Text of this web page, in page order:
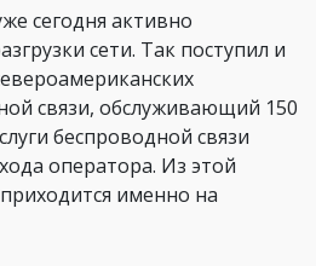
сегодня активно
сети. Так поступил и
связи, обслуживающий 150
беспроводной связи
оператора. Из этой
именно на